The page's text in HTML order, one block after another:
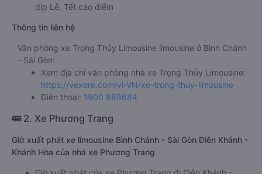
dịp Lễ, Tết cao điểm
Thông tin liên hệ
Văn phòng xe Trọng Thủy Limousine limousine ở Bình Chánh
- Sài Gòn:
Xem địa chỉ văn phòng nhà xe Trọng Thủy Limousine:
https://vexere.com/vi-VN/xe-trong-thuy-limousine
Điện thoại: 1900 888684
🚌 2. Xe Phương Trang
Giờ xuất phát xe limousine Bình Chánh - Sài Gòn Diên Khánh -
Khánh Hòa của nhà xe Phương Trang